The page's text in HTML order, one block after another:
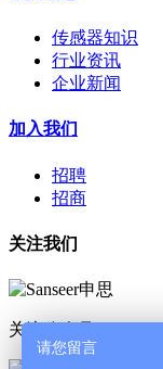
传感器知识
行业资讯
企业新闻
加入我们
招聘
招商
关注我们
关注公众号
请您留言